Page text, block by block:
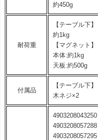
約450g
耐荷重
【テーブル下】
約1kg
【マグネット】
本体:約1kg
天板:約500g
付属品
【テーブル下】
木ネジ×2
4903208057288
4903208057295